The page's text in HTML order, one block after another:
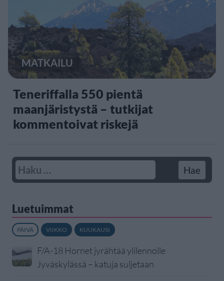
MATKAILU
Teneriffalla 550 pientä
maanjäristystä – tutkijat
kommentoivat riskejä
Luetuimmat
PÄIVÄ VIIKKO KUUKAUSI
F/A-18 Hornet jyrähtää ylilennolle
Jyväskylässä – katuja suljetaan